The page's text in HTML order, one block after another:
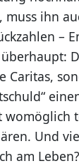
ihn
–
Caritas,
womöglich
Und
am